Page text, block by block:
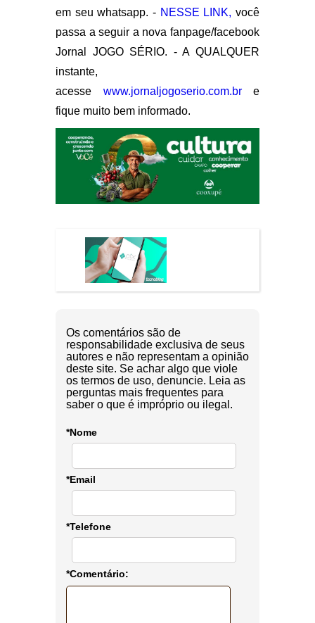
em seu whatsapp. - NESSE LINK, você
passa a seguir a nova fanpage/facebook
Jornal JOGO SÉRIO. - A QUALQUER
instante,
acesse www.jornaljogoserio.com.bre
fique muito bem informado.
Os comentários são de
responsabilidade exclusiva de seus
autores e não representam a opinião
deste site. Se achar algo que viole
os termos de uso, denuncie. Leia as
perguntas mais frequentes para
saber o que é impróprio ou ilegal.
*Nome
*Email
*Telefone
*Comentário: